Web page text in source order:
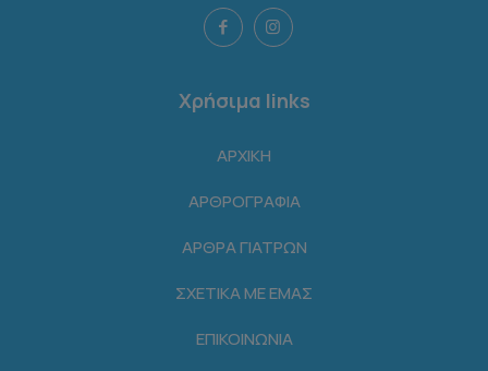
Χρήσιμα links
ΑΡΧΙΚΗ
ΑΡΘΡΟΓΡΑΦΙΑ
ΑΡΘΡΑ ΓΙΑΤΡΩΝ
ΣΧΕΤΙΚΑ ΜΕ ΕΜΑΣ
ΕΠΙΚΟΙΝΩΝΙΑ